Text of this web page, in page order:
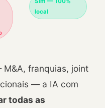
local
franquias, joint
— a IA com
todas as